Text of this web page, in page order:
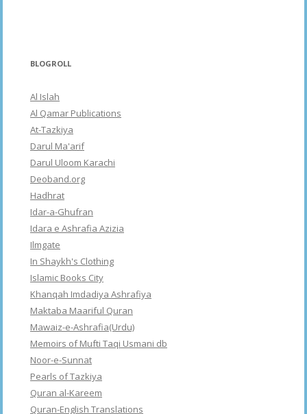
BLOGROLL
Al Islah
Al Qamar Publications
At-Tazkiya
Darul Ma'arif
Darul Uloom Karachi
Deoband.org
Hadhrat
Idar-a-Ghufran
Idara e Ashrafia Azizia
Ilmgate
In Shaykh's Clothing
Islamic Books City
Khanqah Imdadiya Ashrafiya
Maktaba Maariful Quran
Mawaiz-e-Ashrafia(Urdu)
Memoirs of Mufti Taqi Usmani db
Noor-e-Sunnat
Pearls of Tazkiya
Quran al-Kareem
Quran-English Translations